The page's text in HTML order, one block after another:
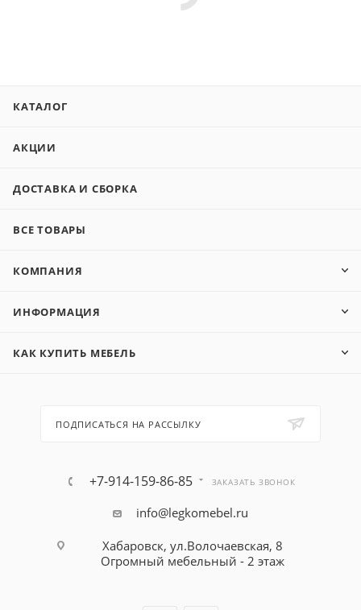
КАТАЛОГ
АКЦИИ
ДОСТАВКА И СБОРКА
ВСЕ ТОВАРЫ
КОМПАНИЯ
ИНФОРМАЦИЯ
КАК КУПИТЬ МЕБЕЛЬ
ПОДПИСАТЬСЯ НА РАССЫЛКУ
+7-914-159-86-85 ЗАКАЗАТЬ ЗВОНОК
info@legkomebel.ru
Хабаровск, ул.Волочаевская, 8
Огромный мебельный - 2 этаж